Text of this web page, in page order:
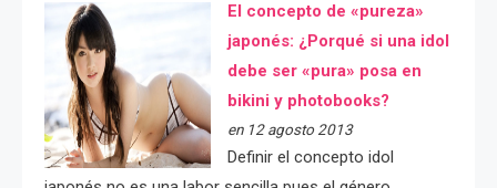
El concepto de «pureza»
japonés: ¿Porqué si una idol
debe ser «pura» posa en
bikini y photobooks?
en 12 agosto 2013
Definir el concepto idol